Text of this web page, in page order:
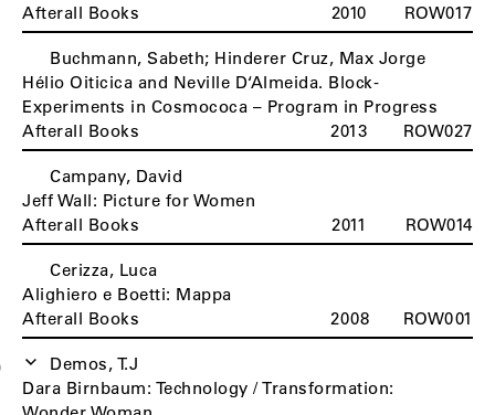
Afterall Books
2010 ROW017
Buchmann, Sabeth; Hinderer Cruz, Max Jorge
Hélio Oiticica and Neville D‘Almeida. Block-
Experiments in Cosmococa – Program in Progress
Afterall Books
2013 ROW027
Campany, David
Jeff Wall: Picture for Women
Afterall Books
2011 ROW014
Cerizza, Luca
Alighiero e Boetti: Mappa
Afterall Books
2008 ROW001
Demos, T.J
Dara Birnbaum: Technology / Transformation: